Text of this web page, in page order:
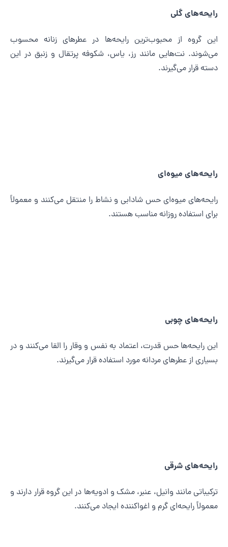
گلی
گروه از محبوب‌ترین رایحه‌ها در عطرهای زنانه محسوب
نت‌هایی مانند رز، یاس، شکوفه پرتقال و زنبق در این
قرار می‌گیرند.
میوه‌ای
میوه‌ای حس شادابی و نشاط را منتقل می‌کنند و معمولاً
استفاده روزانه مناسب هستند.
چوبی
رایحه‌ها حس قدرت، اعتماد به نفس و وقار را القا می‌کنند و در
از عطرهای مردانه مورد استفاده قرار می‌گیرند.
شرقی
مانند وانیل، عنبر، مشک و ادویه‌ها در این گروه قرار دارند و
رایحه‌ای گرم و اغواکننده ایجاد می‌کنند.